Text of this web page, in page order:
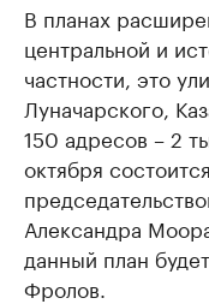
В планах
центральной и
частности, это
Луначарского,
150 адресов – 2
октября
Александра
данный план
Фролов.